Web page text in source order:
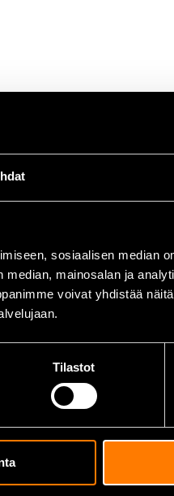
sosiaalisen median
mainosalan ja
voivat yhdistää
Tilastot